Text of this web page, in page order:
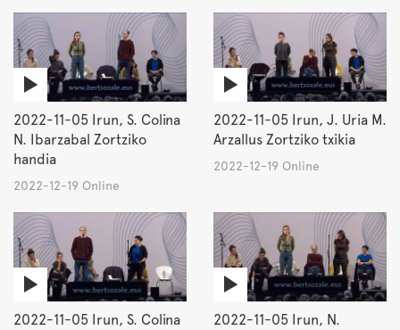
2022-11-05 Irun, S. Colina
N. Ibarzabal Zortziko
handia
2022-12-19 Online
2022-11-05 Irun, J. Uria M.
Arzallus Zortziko txikia
2022-12-19 Online
2022-11-05 Irun, S. Colina
2022-11-05 Irun, N.